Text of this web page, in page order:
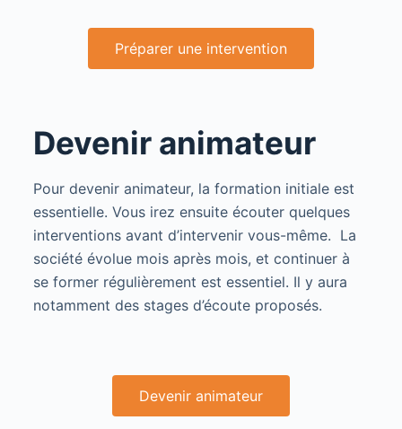
Préparer une intervention
Devenir animateur
Pour devenir animateur, la formation initiale est
essentielle. Vous irez ensuite écouter quelques
interventions avant d’intervenir vous-même. La
société évolue mois après mois, et continuer à
se former régulièrement est essentiel. Il y aura
notamment des stages d’écoute proposés.
Devenir animateur